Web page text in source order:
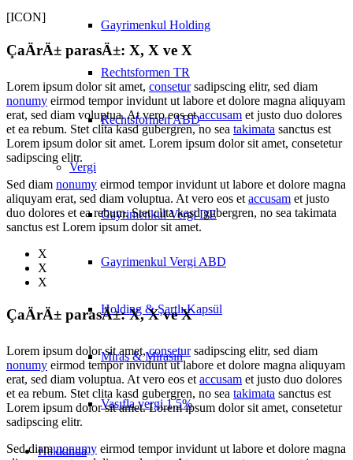
Gayrimenkul Holding
Rechtsformen TR
Rechtsformen ABD
Vergi
Gayrimenkul Vergi DE
Gayrimenkul Vergi ABD
Holding & Şartlı Kapsül
Miras & Mirasın
Vasıfla vergi 1,5%
Hakkında
[ICON]
ÇaÄrÄ± parasÄ±: X, X ve X
Lorem ipsum dolor sit amet, consetursadipscing elitr, sed diam
nonumy eirmod tempor invidunt ut labore et dolore magna aliquyam
erat, sed diam voluptua. At vero eos etaccusam et justo duo dolores
et ea rebum. Stet clita kasd gubergren, no sea takimata sanctus est
Lorem ipsum dolor sit amet. Lorem ipsum dolor sit amet, consetetur
sadipscing elitr.
Sed diam nonumy eirmod tempor invidunt ut labore et dolore magna
aliquyam erat, sed diam voluptua. At vero eos et accusam et justo
duo dolores et ea rebum. Stet clita kasd gubergren, no sea takimata
sanctus est Lorem ipsum dolor sit amet.
X
X
X
ÇaÄrÄ± parasÄ±: X, X ve X
Lorem ipsum dolor sit amet,consetursadipscing elitr, sed diam
nonumy eirmod tempor invidunt ut labore et dolore magna aliquyam
erat, sed diam voluptua. At vero eos et accusam et justo duo dolores
et ea rebum. Stet clita kasd gubergren, no sea takimata sanctus est
Lorem ipsum dolor sit amet. Lorem ipsum dolor sit amet, consetetur
sadipscing elitr.
Sed diamnonumy eirmod tempor invidunt ut labore et dolore magna